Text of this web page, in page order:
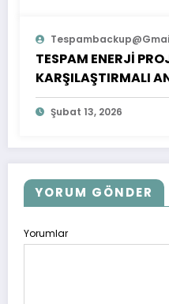
TESPAM ENERJİ
KARŞILAŞTIRMALI
Şubat 13, 2026
YORUM GÖNDER
Yorumlar